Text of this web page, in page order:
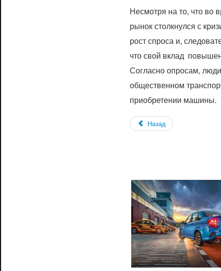
Несмотря на то, что во
рынок столкнулся с
рост спроса и,
что свой вклад
Согласно опросам,
общественном
приобретении машины.
Назад